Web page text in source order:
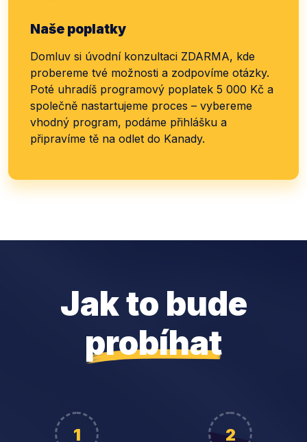
Naše poplatky
Domluv si úvodní konzultaci ZDARMA, kde
probereme tvé možnosti a zodpovíme otázky.
Poté uhradíš programový poplatek 5 000 Kč a
společně nastartujeme proces – vybereme
vhodný program, podáme přihlášku a
připravíme tě na odlet do Kanady.
Jak to bude
probíhat
1 2